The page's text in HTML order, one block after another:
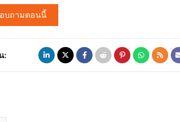
บถามตอนนี้
: